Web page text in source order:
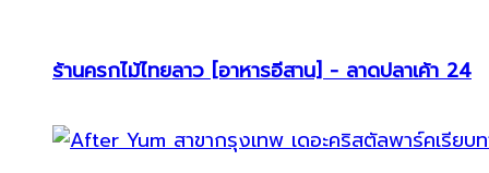
ร้านครกไม้ไทยลาว [อาหารอีสาน] - ลาดปลาเค้า 24